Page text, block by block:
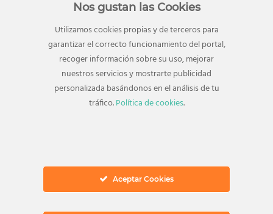
Cada cuánto tiempo es necesario una
puesta a punto del coche
Nos gustan las Cookies
Utilizamos cookies propias y de terceros para
garantizar el correcto funcionamiento del portal,
recoger información sobre su uso, mejorar
nuestros servicios y mostrarte publicidad
personalizada basándonos en el análisis de tu
tráfico.Política de cookies.
Aceptar Cookies